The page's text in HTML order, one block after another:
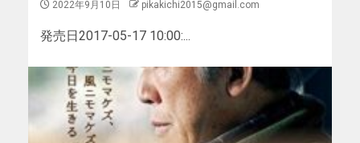
2022年9月10日 pikakichi2015@gmail.com
発売日2017-05-17 10:00:...